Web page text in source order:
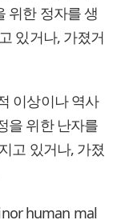
위한 정자를 생
있거나, 가졌거
이상이나 역사
을 위한 난자를
고 있거나, 가졌
human mal